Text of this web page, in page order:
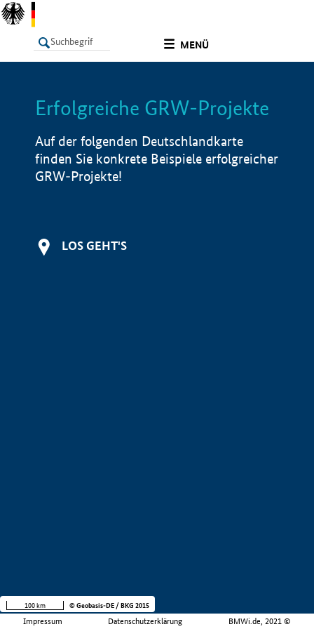
MENÜ
LISTE Info
Erfolgreiche GRW-Projekte
Auf der folgenden Deutschlandkarte
finden Sie konkrete Beispiele erfolgreicher
GRW-Projekte!
LOS GEHT'S
Impressum Datenschutzerklärung BMWi.de, 2021 ©
100 km © Geobasis-DE / BKG 2015